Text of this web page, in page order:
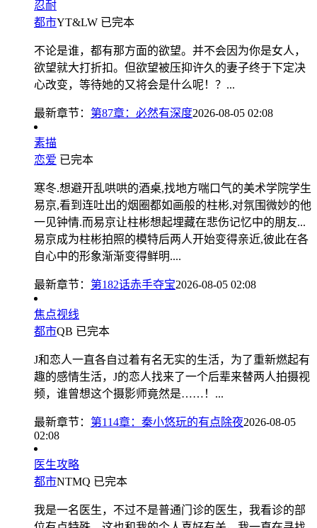
忍耐
都市YT&LW 已完本
不论是谁，都有那方面的欲望。并不会因为你是女人，
欲望就大打折扣。但欲望被压抑许久的妻子终于下定决
心改变，等待她的又将会是什么呢！？...
最新章节： 第87章：必然有深度2026-08-05 02:08
素描
恋爱 已完本
寒冬.想避开乱哄哄的酒桌,找地方喘口气的美术学院学生
易京,看到连吐出的烟圈都如画般的柱彬,对氛围微妙的他
一见钟情.而易京让柱彬想起埋藏在悲伤记忆中的朋友...
易京成为柱彬拍照的模特后两人开始变得亲近,彼此在各
自心中的形象渐渐变得鲜明....
最新章节： 第182话赤手夺宝2026-08-05 02:08
焦点视线
都市QB 已完本
J和恋人一直各自过着有名无实的生活，为了重新燃起有
趣的感情生活，J的恋人找来了一个后辈来替两人拍摄视
频，谁曾想这个摄影师竟然是……！...
最新章节： 第114章：秦小悠玩的有点除夜2026-08-05
02:08
医生攻略
都市NTMQ 已完本
我是一名医生，不过不是普通门诊的医生，我看诊的部